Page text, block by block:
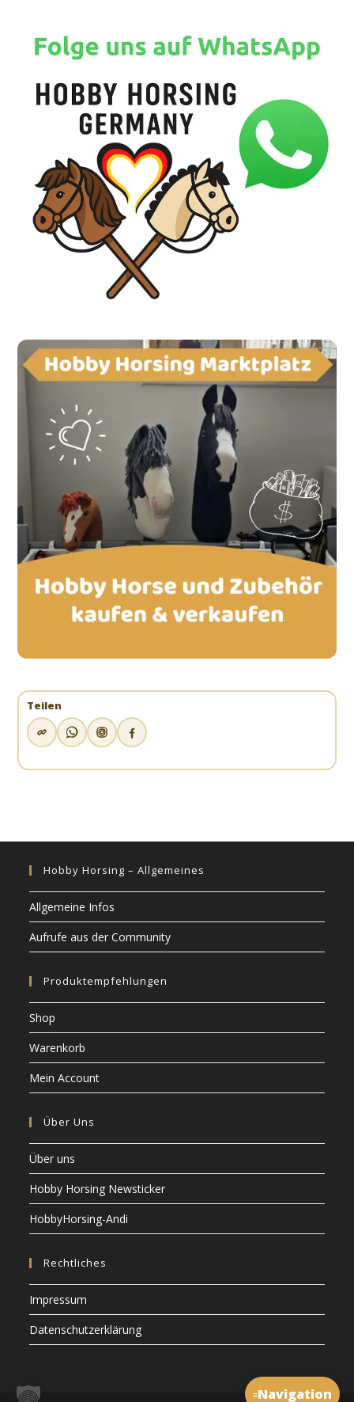
Teilen
Hobby Horsing – Allgemeines
Allgemeine Infos
Aufrufe aus der Community
Produktempfehlungen
Shop
Warenkorb
Mein Account
Über Uns
Über uns
Hobby Horsing Newsticker
HobbyHorsing-Andi
Rechtliches
Impressum
Datenschutzerklärung
≡Navigation